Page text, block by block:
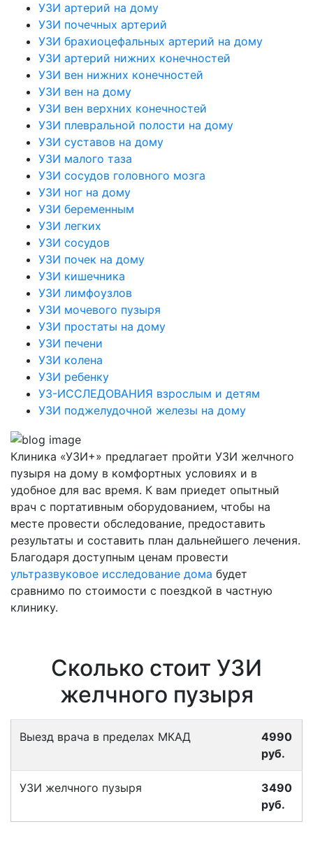
УЗИ артерий на дому
УЗИ почечных артерий
УЗИ брахиоцефальных артерий на дому
УЗИ артерий нижних конечностей
УЗИ вен нижних конечностей
УЗИ вен на дому
УЗИ вен верхних конечностей
УЗИ плевральной полости на дому
УЗИ суставов на дому
УЗИ малого таза
УЗИ сосудов головного мозга
УЗИ ног на дому
УЗИ беременным
УЗИ легких
УЗИ сосудов
УЗИ почек на дому
УЗИ кишечника
УЗИ лимфоузлов
УЗИ мочевого пузыря
УЗИ простаты на дому
УЗИ печени
УЗИ колена
УЗИ ребенку
УЗ-ИССЛЕДОВАНИЯ взрослым и детям
УЗИ поджелудочной железы на дому
Клиника «УЗИ+» предлагает пройти УЗИ желчного
пузыря на дому в комфортных условиях и в
удобное для вас время. К вам приедет опытный
врач с портативным оборудованием, чтобы на
месте провести обследование, предоставить
результаты и составить план дальнейшего лечения.
Благодаря доступным ценам провести
ультразвуковое исследование дома будет
сравнимо по стоимости с поездкой в частную
клинику.
Сколько стоит УЗИ
желчного пузыря
Выезд врача в пределах МКАД
4990
руб.
УЗИ желчного пузыря
3490
руб.